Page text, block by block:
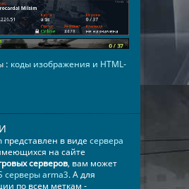
: коды изображения и HTML-
в видесервера
на сайте
серверов, вам может
серверы arma3. А для
по всем меткам -